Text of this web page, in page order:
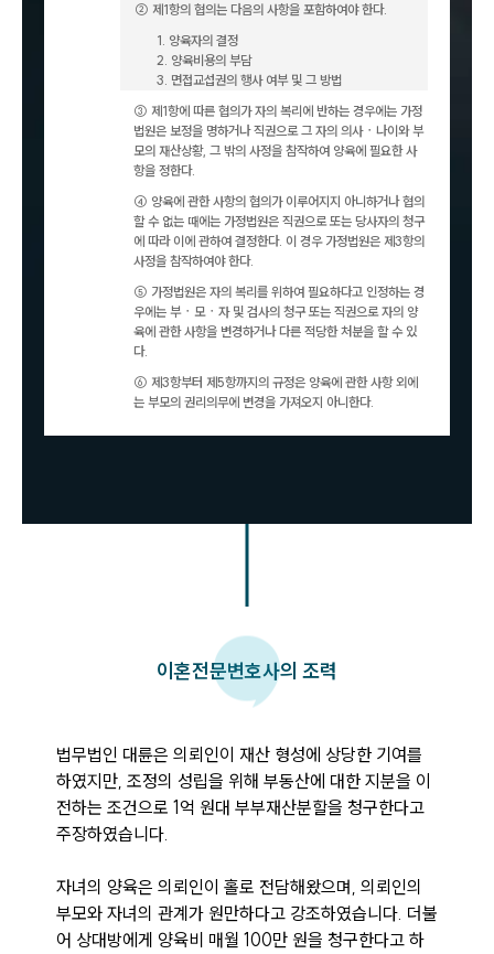
대륜의 강점
오시는 길
글로벌 파트너 로펌
고객의 소리
통합검색
AI대륜
업무사례
업무사례
사례분석/최신동향
법률정보
법률지식인
고객후기
업무분야
구성원 소개
소식/자료
언론보도
공지사항
법률서식
뉴스레터/브로슈어
세미나
대륜법률상담예약
② 제1항의 협의는 다음의 사항을 포함하여야 한다.
1. 양육자의 결정
2. 양육비용의 부담
3. 면접교섭권의 행사 여부 및 그 방법
③ 제1항에 따른 협의가 자의 복리에 반하는 경우에는 가정
법원은 보정을 명하거나 직권으로 그 자의 의사ㆍ나이와 부
모의 재산상황, 그 밖의 사정을 참작하여 양육에 필요한 사
항을 정한다.
④ 양육에 관한 사항의 협의가 이루어지지 아니하거나 협의
할 수 없는 때에는 가정법원은 직권으로 또는 당사자의 청구
에 따라 이에 관하여 결정한다. 이 경우 가정법원은 제3항의
사정을 참작하여야 한다.
⑤ 가정법원은 자의 복리를 위하여 필요하다고 인정하는 경
우에는 부ㆍ모ㆍ자 및 검사의 청구 또는 직권으로 자의 양
육에 관한 사항을 변경하거나 다른 적당한 처분을 할 수 있
다.
⑥ 제3항부터 제5항까지의 규정은 양육에 관한 사항 외에
는 부모의 권리의무에 변경을 가져오지 아니한다.
이혼전문변호사의 조력
법무법인 대륜은 의뢰인이 재산 형성에 상당한 기여를
하였지만, 조정의 성립을 위해 부동산에 대한 지분을 이
전하는 조건으로 1억 원대 부부재산분할을 청구한다고
주장하였습니다.
자녀의 양육은 의뢰인이 홀로 전담해왔으며, 의뢰인의
부모와 자녀의 관계가 원만하다고 강조하였습니다. 더불
어 상대방에게 양육비 매월 100만 원을 청구한다고 하